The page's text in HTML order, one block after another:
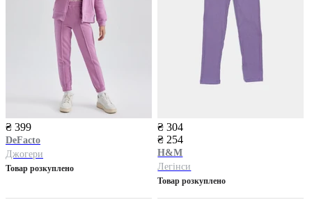
₴ 399
DeFacto
Джогери
Товар розкуплено
₴ 304
₴ 254
H&M
Легінси
Товар розкуплено